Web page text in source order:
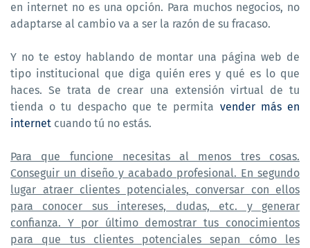
en internet no es una opción. Para muchos negocios, no
adaptarse al cambio va a ser la razón de su fracaso.
Y no te estoy hablando de montar una página web de
tipo institucional que diga quién eres y qué es lo que
haces. Se trata de crear una extensión virtual de tu
tienda o tu despacho que te permita vender más en
internet cuando tú no estás.
Para que funcione necesitas al menos tres cosas.
Conseguir un diseño y acabado profesional. En segundo
lugar atraer clientes potenciales, conversar con ellos
para conocer sus intereses, dudas, etc. y generar
confianza. Y por último demostrar tus conocimientos
para que tus clientes potenciales sepan cómo les